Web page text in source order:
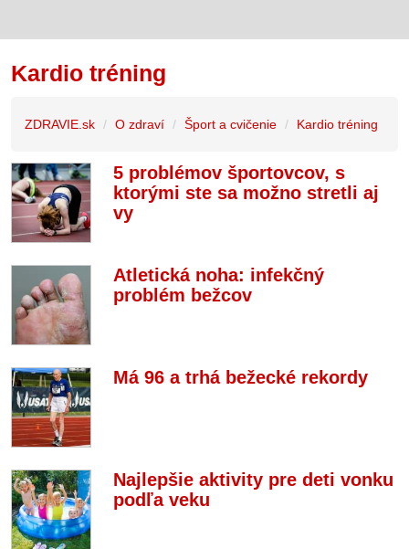
Kardio tréning
ZDRAVIE.sk O zdraví Šport a cvičenie Kardio tréning
5 problémov športovcov, s
ktorými ste sa možno stretli aj
vy
Atletická noha: infekčný
problém bežcov
Má 96 a trhá bežecké rekordy
Najlepšie aktivity pre deti vonku
podľa veku